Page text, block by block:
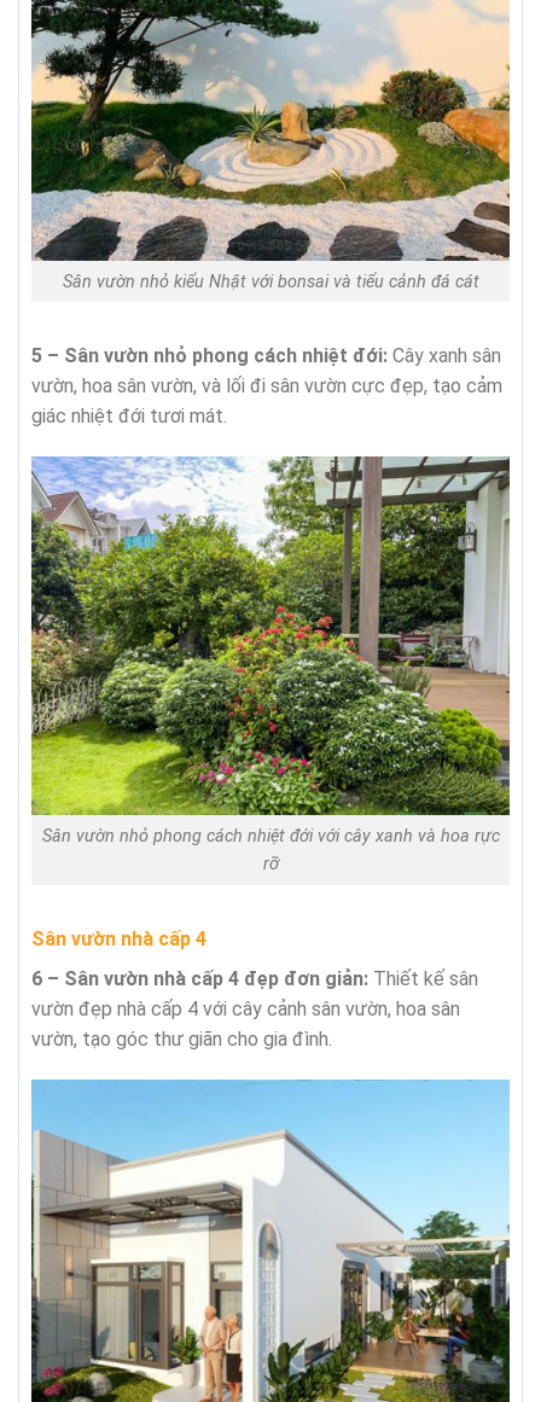
Sân vườn nhỏ kiểu Nhật với bonsai và tiểu cảnh đá cát
5 – Sân vườn nhỏ phong cách nhiệt đới: Cây xanh sân
vườn, hoa sân vườn, và lối đi sân vườn cực đẹp, tạo cảm
giác nhiệt đới tươi mát.
Sân vườn nhỏ phong cách nhiệt đới với cây xanh và hoa rực
rỡ
Sân vườn nhà cấp 4
6 – Sân vườn nhà cấp 4 đẹp đơn giản: Thiết kế sân
vườn đẹp nhà cấp 4 với cây cảnh sân vườn, hoa sân
vườn, tạo góc thư giãn cho gia đình.